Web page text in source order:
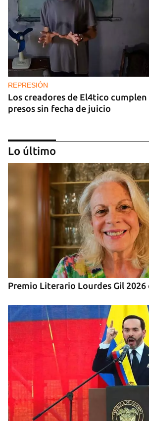
REPRESIÓN
Los creadores de El4tico cumplen
presos sin fecha de juicio
Marco Rubio advierte de que La
tendrá escapatoria" y que EE UU
Lo último
Premio Literario Lourdes Gil 2026